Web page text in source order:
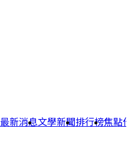
最新消息文學新聞排行榜焦點